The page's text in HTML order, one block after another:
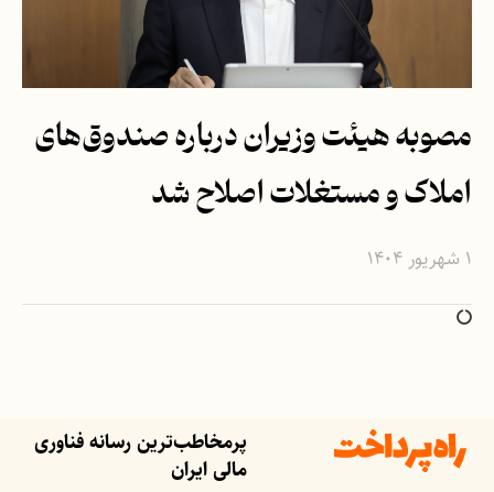
مصوبه هیئت وزیران درباره صندوق‌های
املاک و مستغلات اصلاح شد
۱ شهریور ۱۴۰۴
پرمخاطب‌ترین رسانه فناوری
مالی ایران